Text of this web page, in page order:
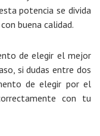
potencia se divida
buena calidad.
de elegir el mejor
si dudas entre dos
de elegir por el
con tu